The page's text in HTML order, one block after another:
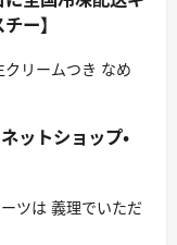
ー】
リームつき なめ
ットショップ・
ツは 義理でいただ